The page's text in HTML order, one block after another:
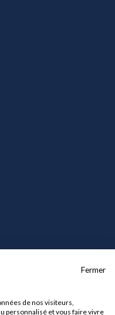
Fermer
de nos visiteurs,
personnalisé et vous faire vivre